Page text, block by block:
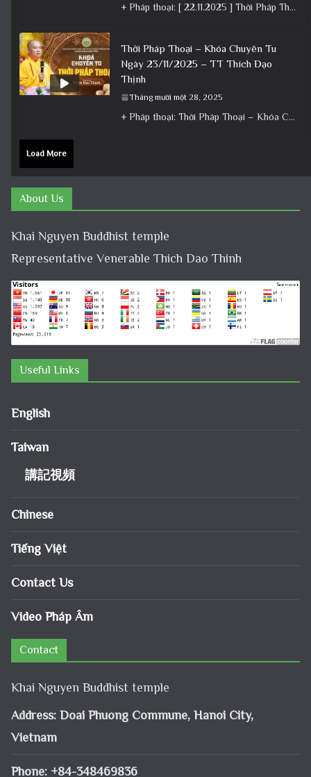
+ Pháp thoại: [ 22.11.2025 ] Thời Pháp Thoại – Khóa Chuyên Tu Chùa Khai Nguyên │ Thầy Thích Đạo
Thời Pháp Thoại – Khóa Chuyên Tu
Ngày 23/11/2025 – TT Thích Đạo
Thịnh
Tháng mười một 28, 2025
+ Pháp thoại: Thời Pháp Thoại – Khóa Chuyên Tu Ngày 23/11/2025 – TT Thích Đạo Thịnh + Album: Pháp
Load More
About Us
Khai Nguyen Buddhist temple
Representative Venerable Thich Dao Thinh
Useful Links
English
Taiwan
講記視頻
Chinese
Tiếng Việt
Contact Us
Video Pháp Âm
Contact
Khai Nguyen Buddhist temple
Address: Doai Phuong Commune, Hanoi City,
Vietnam
Phone: +84-348469836